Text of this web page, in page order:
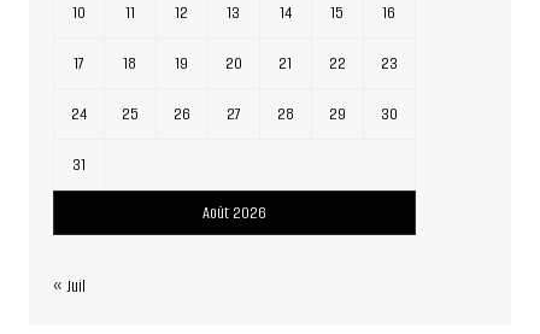
Août 2026
10 11 12 13 14 15 16
17 18 19 20 21 22 23
24 25 26 27 28 29 30
31
« Juil